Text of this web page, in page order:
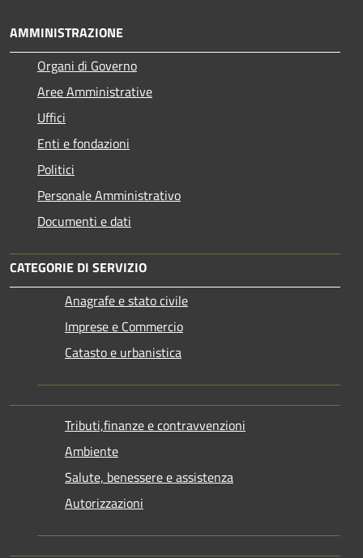
AMMINISTRAZIONE
Organi di Governo
Aree Amministrative
Uffici
Enti e fondazioni
Politici
Personale Amministrativo
Documenti e dati
CATEGORIE DI SERVIZIO
Anagrafe e stato civile
Imprese e Commercio
Catasto e urbanistica
Tributi,finanze e contravvenzioni
Ambiente
Salute, benessere e assistenza
Autorizzazioni